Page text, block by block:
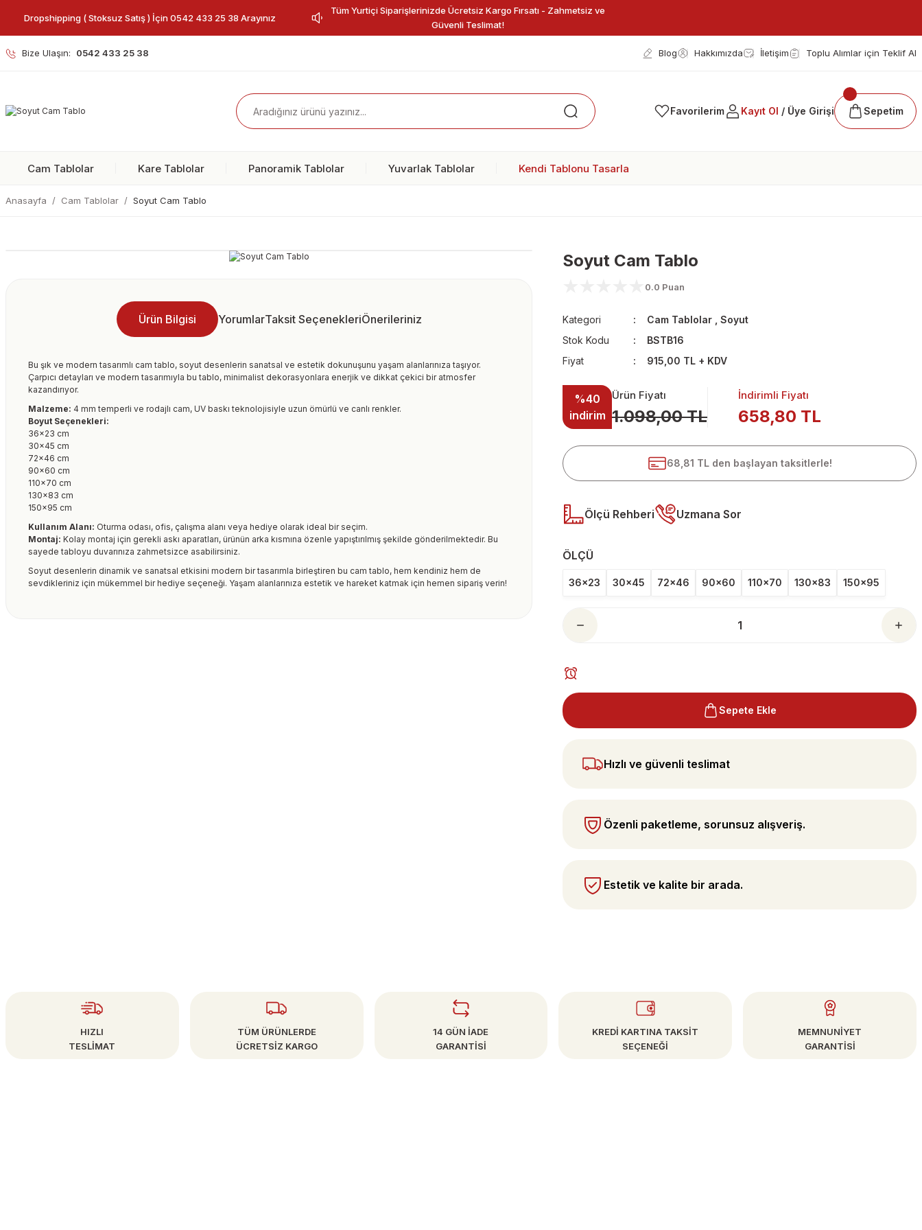
Dropshipping ( Stoksuz Satış ) İçin 0542 433 25 38 Arayınız
Tüm Yurtiçi Siparişlerinizde Ücretsiz Kargo Fırsatı - Zahmetsiz ve
Güvenli Teslimat!
Bize Ulaşın: 0542 433 25 38 Blog Hakkımızda İletişim Toplu Alımlar için Teklif Al
Favorilerim Kayıt Ol / Üye Girişi Sepetim
Cam Tablolar Kare Tablolar Panoramik Tablolar Yuvarlak Tablolar Kendi Tablonu Tasarla
Anasayfa Cam Tablolar Soyut Cam Tablo
Ürün Bilgisi YorumlarTaksit SeçenekleriÖnerileriniz
Bu şık ve modern tasarımlı cam tablo, soyut desenlerin sanatsal ve estetik dokunuşunu yaşam alanlarınıza taşıyor.
Çarpıcı detayları ve modern tasarımıyla bu tablo, minimalist dekorasyonlara enerjik ve dikkat çekici bir atmosfer
kazandırıyor.
Malzeme: 4 mm temperli ve rodajlı cam, UV baskı teknolojisiyle uzun ömürlü ve canlı renkler.
Boyut Seçenekleri:
36×23 cm
30×45 cm
72×46 cm
90×60 cm
110×70 cm
130×83 cm
150×95 cm
Kullanım Alanı: Oturma odası, ofis, çalışma alanı veya hediye olarak ideal bir seçim.
Montaj: Kolay montaj için gerekli askı aparatları, ürünün arka kısmına özenle yapıştırılmış şekilde gönderilmektedir. Bu
sayede tabloyu duvarınıza zahmetsizce asabilirsiniz.
Soyut desenlerin dinamik ve sanatsal etkisini modern bir tasarımla birleştiren bu cam tablo, hem kendiniz hem de
sevdikleriniz için mükemmel bir hediye seçeneği. Yaşam alanlarınıza estetik ve hareket katmak için hemen sipariş verin!
Soyut Cam Tablo
0.0 Puan
Kategori Cam Tablolar ,Soyut
Stok Kodu
BSTB16
Fiyat
915,00 TL + KDV
%40
indirim
Ürün Fiyatı
1.098,00 TL
İndirimli Fiyatı
658,80 TL
68,81 TL den başlayan taksitlerle!
Ölçü Rehberi Uzmana Sor
ÖLÇÜ
36x23 30x45 72x46 90x60 110x70 130x83 150x95
Sepete Ekle
Hızlı ve güvenli teslimat
Özenli paketleme, sorunsuz alışveriş.
Estetik ve kalite bir arada.
HIZLI
TESLİMAT
TÜM ÜRÜNLERDE
ÜCRETSİZ KARGO
14 GÜN İADE
GARANTİSİ
KREDİ KARTINA TAKSİT
SEÇENEĞİ
MEMNUNİYET
GARANTİSİ